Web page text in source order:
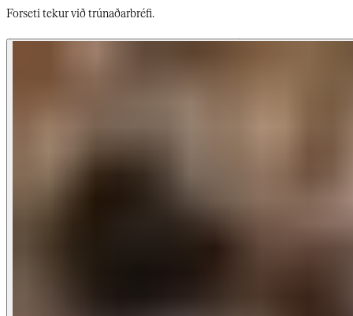
Forseti tekur við trúnaðarbréfi.​​​​‌ ‍ ​‍​‍‌‍ ‌ ​‍‌‍‍‌‌‍‌ ‌‍‍‌‌‍ ‍​‍​‍​ ‍‍​‍​‍‌ ​ ‌‍​‌‌‍ ‍‌‍‍‌‌ ‌​‌ ‍‌​‍ ‍‌‍‍‌‌‍ ​‍​‍​‍ ​​‍​‍‌‍‍​‌ ​‍‌‍‌‌‌‍‌‍​‍​‍​ ‍‍​‍​‍‌‍‍​‌ ‌​‌ ‌​‌ ​​‌ ​ ​‍ ​‍ ‌‍‌‍‌‍ ‌ ​‍‌ ​ ‌‍‌‌‌ ‌​‌‍‍‌​‍ ‌‌‍‍‌‌ ​ ‌‍ ​‌‍​‌‌‍ ‍‌‍‌​‌ ​ ​‍ ‍‌ ‌‍‌‍‌‌‌ ​‍‌‍​ ‌‍‌‌‌‍ ​​‍ ‍‌‍​‌‌ ​​‌ ​​​‍ ‌ ​ ‌ ‌​‌ ‌‌‌‍‌​‌‍‍‌‌‍ ​‍ ‌‍‍‌‌‍ ‍‌ ‌​‌‍‌‌‌‍ ‍‌ ‌​​‍ ‌‍‌‌‌‍‌​‌‍‍‌‌ ‌​​‍ ‌‍ ‌‌‍ ‌‍‌​‌‍‌‌​ ‌‌ ​​‌ ​‍‌‍‌‌‌ ​ ‌‍‌‌‌‍ ‍‌ ‌​‌‍​‌‌ ‌​‌‍‍‌‌‍ ‌‍ ‍​ ‍ ‌‍‍‌‌‍‌​​ ‌‌ ‌​‌​ ​‌ ​‌‌​ ‌‌​ ​ ‌ ‌‍ ‌‍‍‌‌‍ ​‌‌‍‌‌ ‍‌‌ ‍‍‌‍‌​‌ ‍‌‌‌​ ‌ ‌ ​ ‌‌‌‍‍‌‌‌‍​‌​‌‍​ ‍‌‌‌‌‍​ ‍ ‌ ‌​‌ ‍‌‌ ​​‌‍‌‌​ ‌‌‍ ‍‌‍‌‌‌ ‌ ‌ ​ ​ ‍ ‌ ​​‌‍​‌‌ ‌​‌‍‍​​ ‌‌‍‌​‌‍‌‌‌ ​ ‌‍​ ‌ ​‍‌‍‍‌‌ ​​‌ ‌​‌‍‍‌‌‍ ‌‍ ‍​ ‌‍​‍‌‍​‌‌ ​ ‌‍‌‌‌‌‌‌‌ ​‍‌‍ ​​ ‌‌‍‍​‌ ‌​‌ ‌​‌ ​​‌ ​ ​‍‌‌​ ​‍‌​‌‍​‍‌‌​ ​‍‌​‌‍‌‍‌‍‌‍ ‌ ​‍‌ ​ ‌‍‌‌‌ ‌​‌‍‍‌​‍ ‌‌‍‍‌‌ ​ ‌‍ ​‌‍​‌‌‍ ‍‌‍‌​‌ ​ ​‍ ‍‌ ‌‍‌‍‌‌‌ ​‍‌‍​ ‌‍‌‌‌‍ ​​‍ ‍‌‍​‌‌ ​​‌ ​​​‍‌‌​ ​‍‌​‌‍‌ ​ ‌ ‌​‌ ‌‌‌‍‌​‌‍‍‌‌‍ ​‍‌‍‌‍‍‌‌‍‌​​ ‌‌ ‌​‌​ ​‌ ​‌‌​ ‌‌​ ​ ‌ ‌‍ ‌‍‍‌‌‍ ​‌‌‍‌‌ ‍‌‌ ‍‍‌‍‌​‌ ‍‌‌‌​ ‌ ‌ ​ ‌‌‌‍‍‌‌‌‍​‌​‌‍​ ‍‌‌‌‌‍​‍‌‍‌ ‌​‌ ‍‌‌ ​​‌‍‌‌​ ‌‌‍ ‍‌‍‌‌‌ ‌ ‌ ​ ​‍‌‍‌ ​​‌‍​‌‌ ‌​‌‍‍​​ ‌‌‍‌​‌‍‌‌‌ ​ ‌‍​ ‌ ​‍‌‍‍‌‌ ​​‌ ‌​‌‍‍‌‌‍ ‌‍ ‍​‍‌‍‌ ​​‌‍‌‌‌ ​‍‌ ​ ‌ ​​‌‍‌‌‌‍​ ‌ ‌​‌‍‍‌‌ ‌‍‌‍‌‌​ ‌‌ ​​‌ ‌‌‌‍​‍‌‍ ​‌‍‍‌‌ ​ ‌‍‍​‌‍‌‌‌‍‌​​‍​‍‌ ‌